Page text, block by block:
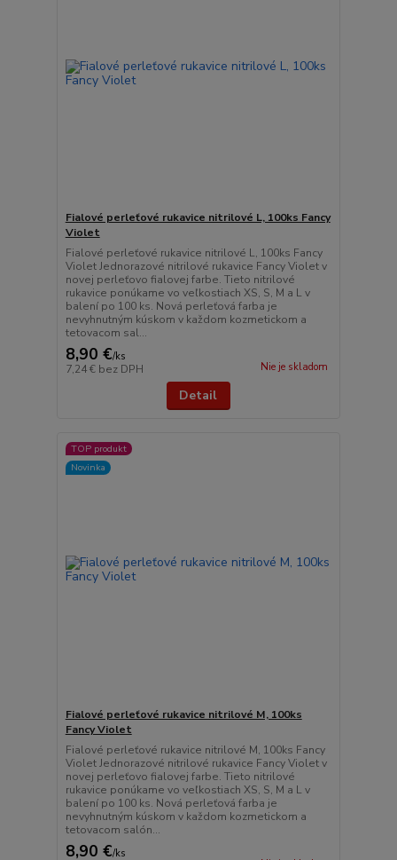
Fialové perleťové rukavice nitrilové L, 100ks Fancy
Violet
Fialové perleťové rukavice nitrilové L, 100ks Fancy
Violet Jednorazové nitrilové rukavice Fancy Violet v
novej perleťovo fialovej farbe. Tieto nitrilové
rukavice ponúkame vo veľkostiach XS, S, M a L v
balení po 100 ks. Nová perleťová farba je
nevyhnutným kúskom v každom kozmetickom a
tetovacom sal...
8,90 €/ks
7,24 € bez DPH Nie je skladom
Detail
TOP produkt
Novinka
Fialové perleťové rukavice nitrilové M, 100ks
Fancy Violet
Fialové perleťové rukavice nitrilové M, 100ks Fancy
Violet Jednorazové nitrilové rukavice Fancy Violet v
novej perleťovo fialovej farbe. Tieto nitrilové
rukavice ponúkame vo veľkostiach XS, S, M a L v
balení po 100 ks. Nová perleťová farba je
nevyhnutným kúskom v každom kozmetickom a
tetovacom salón...
8,90 €/ks